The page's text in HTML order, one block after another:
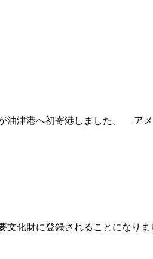
津港へ初寄港しました。 ア
化財に登録されることにな